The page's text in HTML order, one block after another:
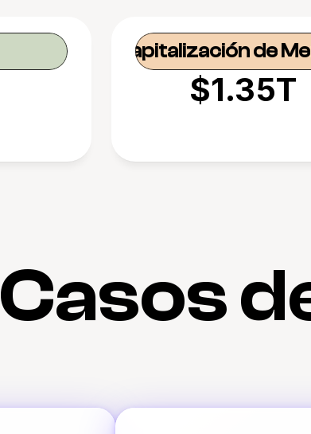
Capitalización de
$1.35T
Casos